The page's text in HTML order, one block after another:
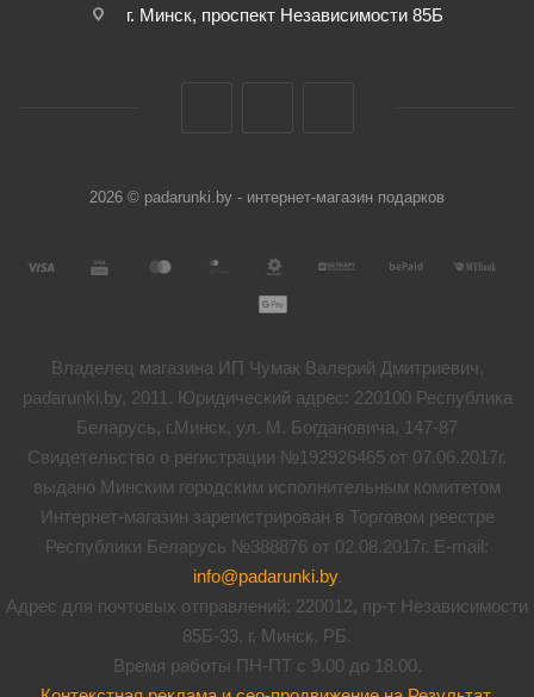
г. Минск, проспект Независимости 85Б
2026 © padarunki.by - интернет-магазин подарков
Владелец магазина ИП Чумак Валерий Дмитриевич,
padarunki.by, 2011. Юридический адрес: 220100 Республика
Беларусь, г.Минск, ул. М. Богдановича, 147-87
Свидетельство о регистрации №192926465 от 07.06.2017г.
выдано Минским городским исполнительным комитетом
Интернет-магазин зарегистрирован в Торговом реестре
Республики Беларусь №388876 от 02.08.2017г. E-mail:
info@padarunki.by.
Адрес для почтовых отправлений: 220012, пр-т Независимости
85Б-33, г. Минск, РБ.
Время работы ПН-ПТ с 9.00 до 18.00.